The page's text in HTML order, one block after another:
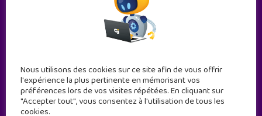
Nous utilisons des cookies sur ce site afin de vous offrir
l'expérience la plus pertinente en mémorisant vos
préférences lors de vos visites répétées. En cliquant sur
"Accepter tout", vous consentez à l'utilisation de tous les
cookies.